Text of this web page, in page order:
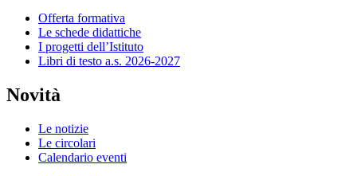
Offerta formativa
Le schede didattiche
I progetti dell’Istituto
Libri di testo a.s. 2026-2027
Novità
Le notizie
Le circolari
Calendario eventi